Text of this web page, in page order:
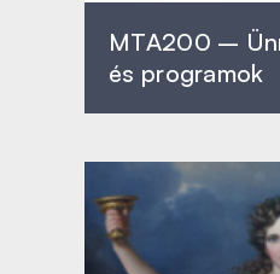
MTA200 –
és programok